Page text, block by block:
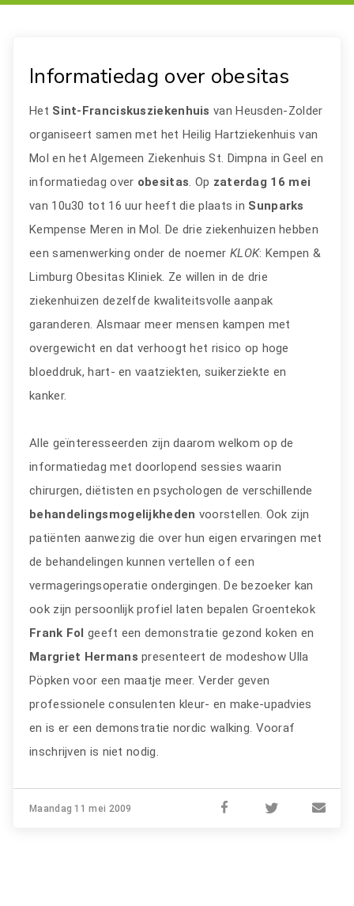
Informatiedag over obesitas
Het Sint-Franciskusziekenhuis van Heusden-Zolder
organiseert samen met het Heilig Hartziekenhuis van
Mol en het Algemeen Ziekenhuis St. Dimpna in Geel en
informatiedag over obesitas. Op zaterdag 16 mei
van 10u30 tot 16 uur heeft die plaats in Sunparks
Kempense Meren in Mol. De drie ziekenhuizen hebben
een samenwerking onder de noemer KLOK: Kempen &
Limburg Obesitas Kliniek. Ze willen in de drie
ziekenhuizen dezelfde kwaliteitsvolle aanpak
garanderen. Alsmaar meer mensen kampen met
overgewicht en dat verhoogt het risico op hoge
bloeddruk, hart- en vaatziekten, suikerziekte en
kanker.
Alle geïnteresseerden zijn daarom welkom op de
informatiedag met doorlopend sessies waarin
chirurgen, diëtisten en psychologen de verschillende
behandelingsmogelijkheden voorstellen. Ook zijn
patiënten aanwezig die over hun eigen ervaringen met
de behandelingen kunnen vertellen of een
vermageringsoperatie ondergingen. De bezoeker kan
ook zijn persoonlijk profiel laten bepalen Groentekok
Frank Fol geeft een demonstratie gezond koken en
Margriet Hermanspresenteert de modeshow Ulla
Pöpken voor een maatje meer. Verder geven
professionele consulenten kleur- en make-upadvies
en is er een demonstratie nordic walking. Vooraf
inschrijven is niet nodig.
Maandag 11 mei 2009